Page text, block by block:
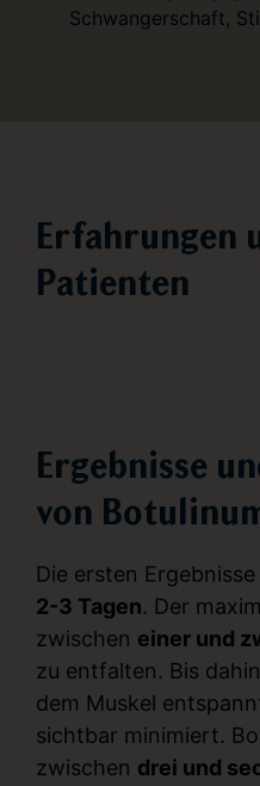
Schwangerschaft,
Erfahrungen
Patienten
Ergebnisse
von
Die ersten
2-3 Tagen. Der
zwischen einer und
zu entfalten. Bis
dem Muskel
sichtbar minimiert.
zwischen drei und